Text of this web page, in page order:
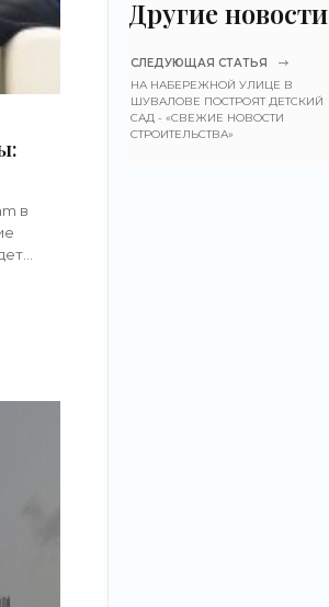
в
Другие новости
СЛЕДУЮЩАЯ СТАТЬЯ
НА НАБЕРЕЖНОЙ УЛИЦЕ В
ШУВАЛОВЕ ПОСТРОЯТ ДЕТСКИЙ
САД - «СВЕЖИЕ НОВОСТИ
СТРОИТЕЛЬСТВА»